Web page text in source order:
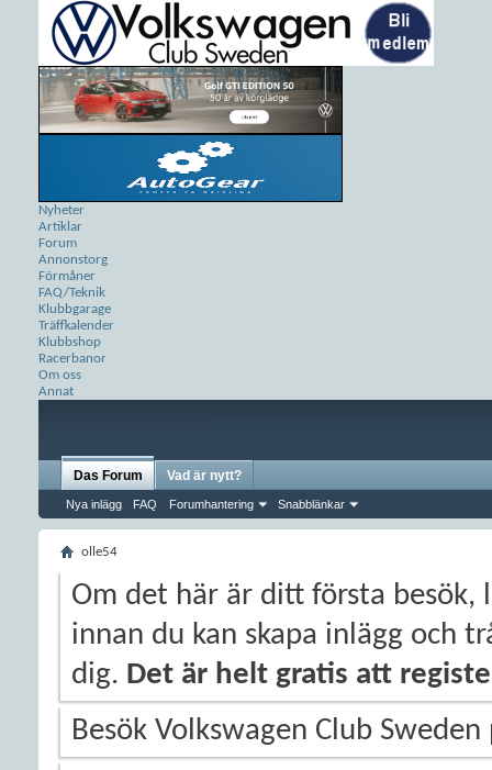
Nyheter
Artiklar
Forum
Annonstorg
Förmåner
FAQ/Teknik
Klubbgarage
Träffkalender
Klubbshop
Racerbanor
Om oss
Annat
Das Forum
Nya inlägg FAQ Forumhantering Snabblänkar
Vad är nytt?
olle54
Om det här är ditt första besök,
innan du kan skapa inlägg och
dig. Det är helt gratis att
Besök Volkswagen Club